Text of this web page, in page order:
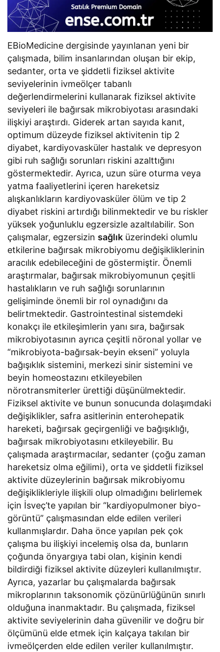
EBioMedicine dergisinde yayınlanan yeni bir
çalışmada, bilim insanlarından oluşan bir ekip,
sedanter, orta ve şiddetli fiziksel aktivite
seviyelerinin ivmeölçer tabanlı
değerlendirmelerini kullanarak fiziksel aktivite
seviyeleri ile bağırsak mikrobiyotası arasındaki
ilişkiyi araştırdı. Giderek artan sayıda kanıt,
optimum düzeyde fiziksel aktivitenin tip 2
diyabet, kardiyovasküler hastalık ve depresyon
gibi ruh sağlığı sorunları riskini azalttığını
göstermektedir. Ayrıca, uzun süre oturma veya
yatma faaliyetlerini içeren hareketsiz
alışkanlıkların kardiyovasküler ölüm ve tip 2
diyabet riskini artırdığı bilinmektedir ve bu riskler
yüksek yoğunluklu egzersizle azaltılabilir. Son
çalışmalar, egzersizin sağlık üzerindeki olumlu
etkilerine bağırsak mikrobiyomu değişikliklerinin
aracılık edebileceğini de göstermiştir. Önemli
araştırmalar, bağırsak mikrobiyomunun çeşitli
hastalıkların ve ruh sağlığı sorunlarının
gelişiminde önemli bir rol oynadığını da
belirtmektedir. Gastrointestinal sistemdeki
konakçı ile etkileşimlerin yanı sıra, bağırsak
mikrobiyotasının ayrıca çeşitli nöronal yollar ve
“mikrobiyota-bağırsak-beyin ekseni” yoluyla
bağışıklık sistemini, merkezi sinir sistemini ve
beyin homeostazını etkileyebilen
nörotransmiterler ürettiği düşünülmektedir.
Fiziksel aktivite ve bunun sonucunda dolaşımdaki
değişiklikler, safra asitlerinin enterohepatik
hareketi, bağırsak geçirgenliği ve bağışıklığı,
bağırsak mikrobiyotasını etkileyebilir. Bu
çalışmada araştırmacılar, sedanter (çoğu zaman
hareketsiz olma eğilimi), orta ve şiddetli fiziksel
aktivite düzeylerinin bağırsak mikrobiyomu
değişiklikleriyle ilişkili olup olmadığını belirlemek
için İsveç’te yapılan bir “kardiyopulmoner biyo-
görüntü” çalışmasından elde edilen verileri
kullanmışlardır. Daha önce yapılan pek çok
çalışma bu ilişkiyi incelemiş olsa da, bunların
çoğunda önyargıya tabi olan, kişinin kendi
bildirdiği fiziksel aktivite düzeyleri kullanılmıştır.
Ayrıca, yazarlar bu çalışmalarda bağırsak
mikroplarının taksonomik çözünürlüğünün sınırlı
olduğuna inanmaktadır. Bu çalışmada, fiziksel
aktivite seviyelerinin daha güvenilir ve doğru bir
ölçümünü elde etmek için kalçaya takılan bir
ivmeölçerden elde edilen veriler kullanılmıştır.